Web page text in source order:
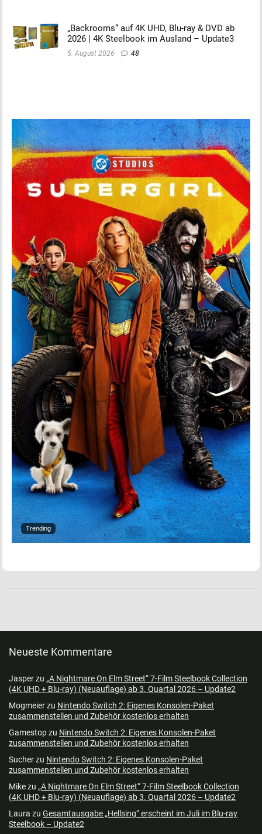
„Backrooms“ auf 4K UHD, Blu-ray & DVD ab
2026 | 4K Steelbook im Ausland – Update3
5. August 2026 48
Trending
Neueste Kommentare
Jasperzu „A Nightmare On Elm Street“ 7-Film Steelbook Collection
(4K UHD + Blu-ray) (Neuauflage) ab 3. Quartal 2026 – Update2
Mogmeierzu Nintendo Switch 2: Eigenes Konsolen-Paket
zusammenstellen und Zubehör kostenlos erhalten
Gamestopzu Nintendo Switch 2: Eigenes Konsolen-Paket
zusammenstellen und Zubehör kostenlos erhalten
Sucherzu Nintendo Switch 2: Eigenes Konsolen-Paket
zusammenstellen und Zubehör kostenlos erhalten
Mikezu „A Nightmare On Elm Street“ 7-Film Steelbook Collection
(4K UHD + Blu-ray) (Neuauflage) ab 3. Quartal 2026 – Update2
Laura zu Gesamtausgabe „Hellsing“ erscheint im Juli im Blu-ray
Steelbook – Update2